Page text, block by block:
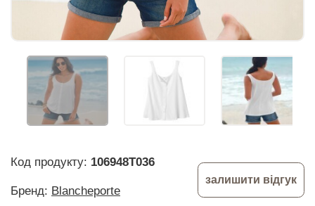
Код продукту: 106948T036
Бренд: Blancheporte
залишити відгук